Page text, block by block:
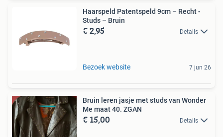
Haarspeld Patentspeld 9cm – Recht -
Studs – Bruin
€ 2,95 Details
Bezoek website 7 jun 26
Bruin leren jasje met studs van Wonder
Me maat 40. ZGAN
€ 15,00 Details